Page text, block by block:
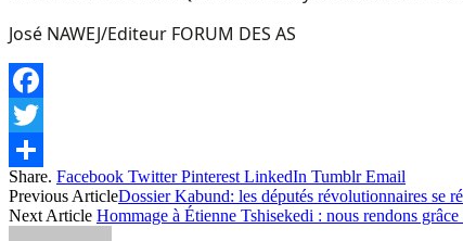
José NAWEJ/Editeur FORUM DES AS
Facebook
Twitter
Share
Share. Facebook Twitter Pinterest LinkedIn Tumblr Email
Previous ArticleDossier Kabund: les députés révolutionnaires se
Next Article Hommage à Étienne Tshisekedi : nous rendons